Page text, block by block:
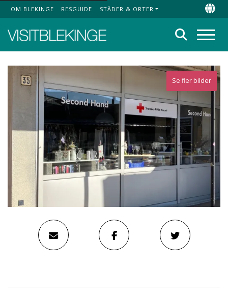
Top Menu
OM BLEKINGE RESGUIDE STÄDER & ORTER
Sök
Se fler bilder